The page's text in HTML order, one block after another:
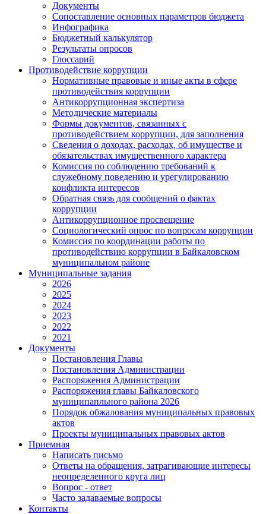
Документы
Сопоставление основных параметров бюджета
Инфографика
Бюджетный калькулятор
Результаты опросов
Глоссарий
Противодействие коррупции
Нормативные правовые и иные акты в сфере
противодействия коррупции
Антикоррупционная экспертиза
Методические материалы
Формы документов, связанных с
противодействием коррупции, для заполнения
Сведения о доходах, расходах, об имуществе и
обязательствах имущественного характера
Комиссия по соблюдению требований к
служебному поведению и урегулированию
конфликта интересов
Обратная связь для сообщений о фактах
коррупции
Антикоррупционное просвещение
Социологический опрос по вопросам коррупции
Комиссия по координации работы по
противодействию коррупции в Байкаловском
муниципальном районе
Муниципальные задания
2026
2025
2024
2023
2022
2021
Документы
Постановления Главы
Постановления Администрации
Распоряжения Администрации
Распоряжения главы Байкаловского
муниципапльного района 2026
Порядок обжалования муниципальных правовых
актов
Проекты муниципальных правовых актов
Приемная
Написать письмо
Ответы на обращения, затрагивающие интересы
неопределенного круга лиц
Вопрос - ответ
Часто задаваемые вопросы
Контакты